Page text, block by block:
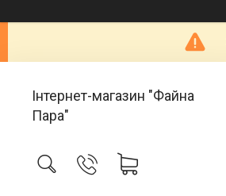
Інтернет-магазин "Файна
Пара"